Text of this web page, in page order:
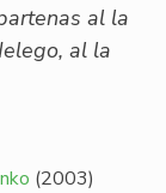
al la
al la
(2003)